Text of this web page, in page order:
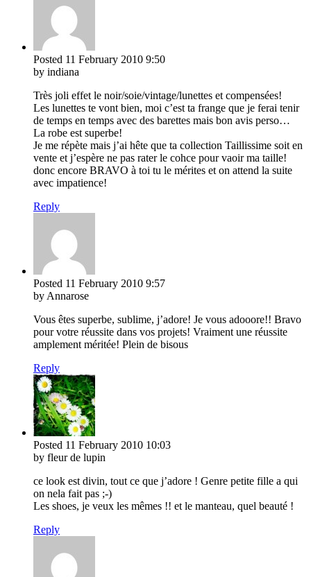
Posted 11 February 2010 9:50
by indiana
Très joli effet le noir/soie/vintage/lunettes et compensées!
Les lunettes te vont bien, moi c’est ta frange que je ferai tenir
de temps en temps avec des barettes mais bon avis perso…
La robe est superbe!
Je me répète mais j’ai hête que ta collection Taillissime soit en
vente et j’espère ne pas rater le cohce pour vaoir ma taille!
donc encore BRAVO à toi tu le mérites et on attend la suite
avec impatience!
Reply
Posted 11 February 2010 9:57
by Annarose
Vous êtes superbe, sublime, j’adore! Je vous adooore!! Bravo
pour votre réussite dans vos projets! Vraiment une réussite
amplement méritée! Plein de bisous
Reply
Posted 11 February 2010 10:03
by fleur de lupin
ce look est divin, tout ce que j’adore ! Genre petite fille a qui
on nela fait pas ;-)
Les shoes, je veux les mêmes !! et le manteau, quel beauté !
Reply